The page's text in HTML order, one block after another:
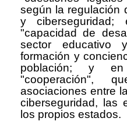
según la regulación
y
"capacidad de
sector educativo
formación y
población; y
"cooperación",
asociaciones entre
ciberseguridad, las
los propios estados.